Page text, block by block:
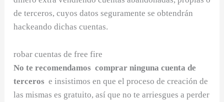
de terceros, cuyos datos seguramente se obtendrán
hackeando dichas cuentas.
robar cuentas de free fire
No te recomendamos comprar ninguna cuenta de
terceros e insistimos en que el proceso de creación de
las mismas es gratuito, así que no te arriesgues a perder